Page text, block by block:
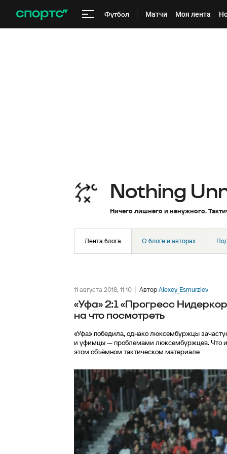
Футбол Матчи Моя лента
Nothing
Ничего лишнего и ненужного.
Лента блога О блоге и авторах
11 августа 2018, 11:10 АвторAlexey_Esmurziev
«Уфа» 2:1 «Прогресс
на что посмотреть
«Уфа» победила, однако люксембуржцы
и уфимцы — проблемами люксембуржцев. Что
этом объёмном тактическом материале